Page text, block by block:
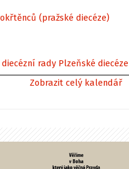
(pražské diecéze)
diecézní rady Plzeňské diecéze
Zobrazit celý kalendář